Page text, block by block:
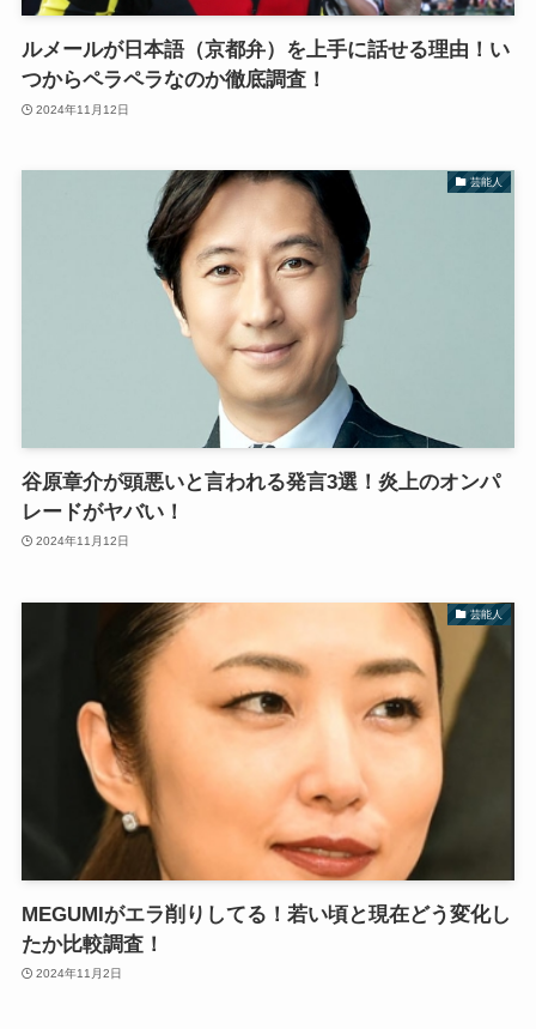
ルメールが日本語（京都弁）を上手に話せる理由！い
つからペラペラなのか徹底調査！
2024年11月12日
芸能人
谷原章介が頭悪いと言われる発言3選！炎上のオンパ
レードがヤバい！
2024年11月12日
芸能人
MEGUMIがエラ削りしてる！若い頃と現在どう変化し
たか比較調査！
2024年11月2日